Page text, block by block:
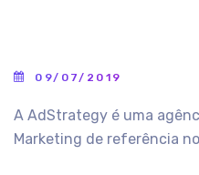
09/07/2019
A AdStrategy é uma
Marketing de referência